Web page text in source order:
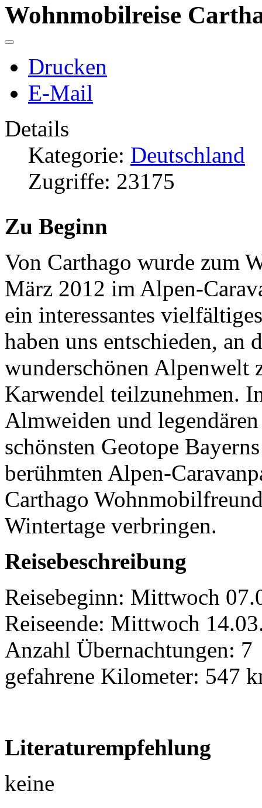
Wohnmobilreise
Drucken
E-Mail
Details
Kategorie: Deutschland
Zugriffe: 23175
Zu Beginn
Von Carthago wurde zum
März 2012 im Alpen-
ein interessantes
haben uns entschieden, an
wunderschönen Alpenwelt
Karwendel teilzunehmen.
Almweiden und
schönsten Geotope
berühmten Alpen-
Carthago
Wintertage verbringen.
Reisebeschreibung
Reisebeginn: Mittwoch
Reiseende: Mittwoch
Anzahl Übernachtungen: 7
gefahrene Kilometer: 547
Literaturempfehlung
keine